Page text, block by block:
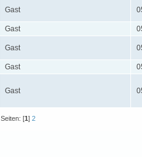
Gast
Gast
Gast
Gast
Gast
Seiten: [1]2